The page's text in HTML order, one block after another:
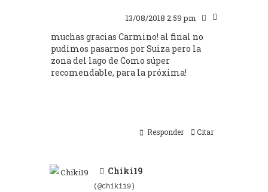
13/08/2018 2:59 pm
muchas gracias Carmino! al final no
pudimos pasarnos por Suiza pero la
zona del lago de Como súper
recomendable, para la próxima!
Responder Citar
Chiki19
(@chiki19)